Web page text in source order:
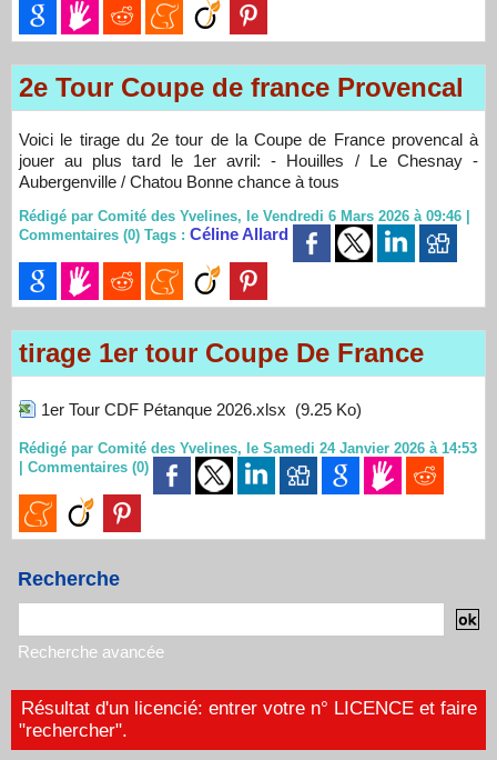
2e Tour Coupe de france Provencal
Voici le tirage du 2e tour de la Coupe de France provencal à
jouer au plus tard le 1er avril: - Houilles / Le Chesnay -
Aubergenville / Chatou Bonne chance à tous
Rédigé par Comité des Yvelines, le Vendredi 6 Mars 2026 à 09:46
Commentaires (0) Tags : Céline Allard
tirage 1er tour Coupe De France
1er Tour CDF Pétanque 2026.xlsx (9.25 Ko)
Rédigé par Comité des Yvelines, le Samedi 24 Janvier 2026 à 14:53
Commentaires (0)
Recherche
Recherche avancée
Résultat d'un licencié: entrer votre n° LICENCE et faire
"rechercher".